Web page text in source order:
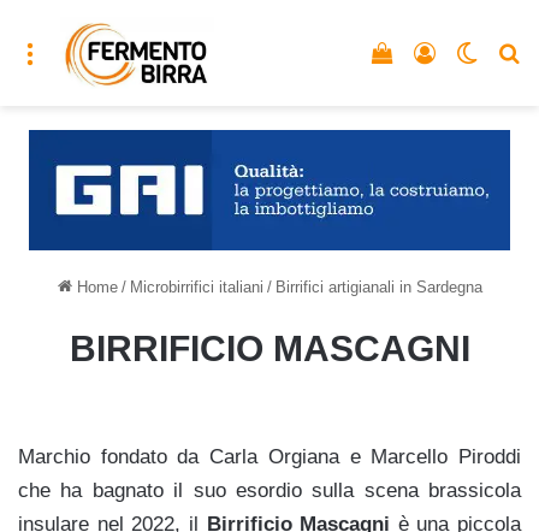
Menu Accedi
Vedi il carrello
Home / Microbirrifici italiani / Birrifici artigianali in Sardegna
BIRRIFICIO MASCAGNI
Marchio fondato da Carla Orgiana e Marcello Piroddi
che ha bagnato il suo esordio sulla scena brassicola
insulare nel 2022, il Birrificio Mascagni è una piccola